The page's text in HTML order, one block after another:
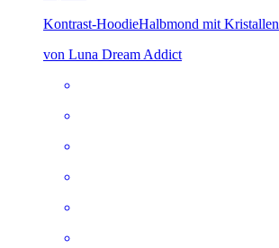
Kontrast-HoodieHalbmond mit Kristallen
von Luna Dream Addict